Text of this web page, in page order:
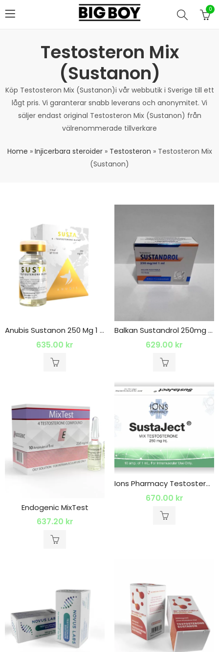
0
Testosteron Mix
(Sustanon)
Köp Testosteron Mix (Sustanon)i vår webbutik i Sverige till ett
lågt pris. Vi garanterar snabb leverans och anonymitet. Vi
säljer endast original Testosteron Mix (Sustanon) från
välrenommerade tillverkare
Home » Injicerbara steroider» Testosteron » Testosteron Mix
(Sustanon)
Anubis Sustanon 250 Mg 1 x 10 ml
635.00 kr
Balkan Sustandrol 250mg 10 x 1ml
629.00 kr
Endogenic MixTest
637.20 kr
Ions Pharmacy Testosterone Mix 250 Mg
670.00 kr